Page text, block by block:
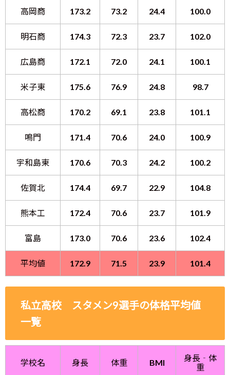
高岡商 173.2 73.2 24.4 100.0
明石商 174.3 72.3 23.7 102.0
広島商 172.1 72.0 24.1 100.1
米子東 175.6 76.9 24.8 98.7
高松商 170.2 69.1 23.8 101.1
鳴門 171.4 70.6 24.0 100.9
宇和島東 170.6 70.3 24.2 100.2
佐賀北 174.4 69.7 22.9 104.8
熊本工 172.4 70.6 23.7 101.9
富島 173.0 70.6 23.6 102.4
平均値 172.9 71.5 23.9 101.4
私立高校 スタメン9選手の体格平均値
一覧
学校名 身長 体重 BMI
身長‐体
重